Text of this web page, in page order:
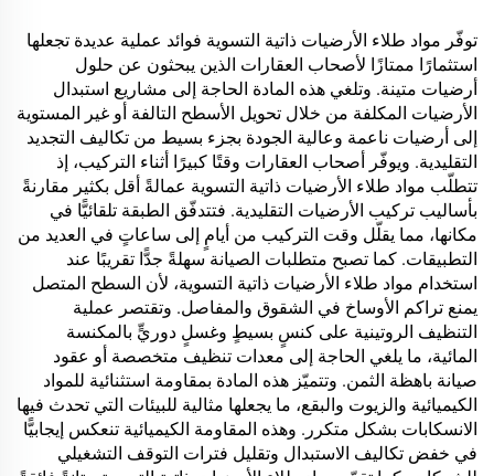
والمعجنات والتوابل
توفّر مواد طلاء الأرضيات ذاتية التسوية فوائد عملية عديدة تجعلها
استثمارًا ممتازًا لأصحاب العقارات الذين يبحثون عن حلول
أرضيات متينة. وتلغي هذه المادة الحاجة إلى مشاريع استبدال
الأرضيات المكلفة من خلال تحويل الأسطح التالفة أو غير المستوية
إلى أرضيات ناعمة وعالية الجودة بجزء بسيط من تكاليف التجديد
التقليدية. ويوفّر أصحاب العقارات وقتًا كبيرًا أثناء التركيب، إذ
تتطلّب مواد طلاء الأرضيات ذاتية التسوية عمالةً أقل بكثير مقارنةً
بأساليب تركيب الأرضيات التقليدية. فتتدفّق الطبقة تلقائيًّا في
مكانها، مما يقلّل وقت التركيب من أيامٍ إلى ساعاتٍ في العديد من
التطبيقات. كما تصبح متطلبات الصيانة سهلةً جدًّا تقريبًا عند
استخدام مواد طلاء الأرضيات ذاتية التسوية، لأن السطح المتصل
يمنع تراكم الأوساخ في الشقوق والمفاصل. وتقتصر عملية
التنظيف الروتينية على كنسٍ بسيطٍ وغسلٍ دوريٍّ بالمكنسة
المائية، ما يلغي الحاجة إلى معدات تنظيف متخصصة أو عقود
صيانة باهظة الثمن. وتتميّز هذه المادة بمقاومة استثنائية للمواد
الكيميائية والزيوت والبقع، ما يجعلها مثالية للبيئات التي تحدث فيها
الانسكابات بشكل متكرر. وهذه المقاومة الكيميائية تنعكس إيجابيًّا
في خفض تكاليف الاستبدال وتقليل فترات التوقف التشغيلي